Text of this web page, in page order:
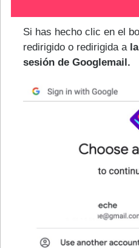
Si has hecho clic en el
redirigido o redirigida a
sesión de Googlemail.